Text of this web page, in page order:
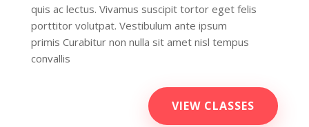
quis ac lectus. Vivamus suscipit tortor eget felis
porttitor volutpat. Vestibulum ante ipsum
primis Curabitur non nulla sit amet nisl tempus
convallis
VIEW CLASSES